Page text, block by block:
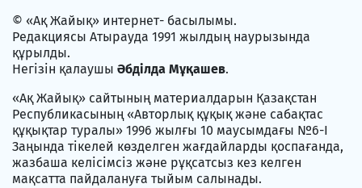
© «Ақ Жайық» интернет- басылымы.
Редакциясы Атырауда 1991 жылдың наурызында
құрылды.
Негізін қалаушы Әбділда Мұқашев.
«Ақ Жайық» сайтының материалдарын Қазақстан
Республикасының «Авторлық құқық және сабақтас
құқықтар туралы» 1996 жылғы 10 маусымдағы №6-I
Заңында тікелей көзделген жағдайларды қоспағанда,
жазбаша келісімсіз және рұқсатсыз кез келген
мақсатта пайдалануға тыйым салынады.